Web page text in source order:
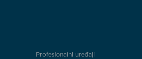
Profesionalni uređaji